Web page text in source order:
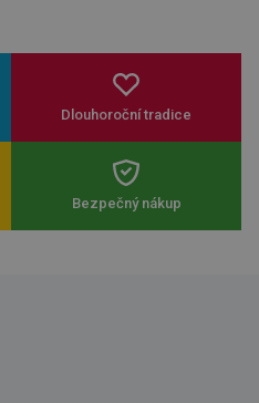
Dlouhoroční tradice
Bezpečný nákup